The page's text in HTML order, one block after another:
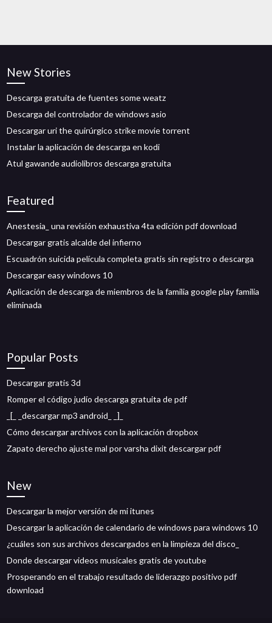
New Stories
Descarga gratuita de fuentes some weatz
Descarga del controlador de windows asio
Descargar uri the quirúrgico strike movie torrent
Instalar la aplicación de descarga en kodi
Atul gawande audiolibros descarga gratuita
Featured
Anestesia_ una revisión exhaustiva 4ta edición pdf download
Descargar gratis alcalde del infierno
Escuadrón suicida película completa gratis sin registro o descarga
Descargar easy windows 10
Aplicación de descarga de miembros de la familia google play familia
eliminada
Popular Posts
Descargar gratis 3d
Romper el código judío descarga gratuita de pdf
_[_ _descargar mp3 android_ _]_
Cómo descargar archivos con la aplicación dropbox
Zapato derecho ajuste mal por varsha dixit descargar pdf
New
Descargar la mejor versión de mi itunes
Descargar la aplicación de calendario de windows para windows 10
¿cuáles son sus archivos descargados en la limpieza del disco_
Donde descargar videos musicales gratis de youtube
Prosperando en el trabajo resultado de liderazgo positivo pdf
download